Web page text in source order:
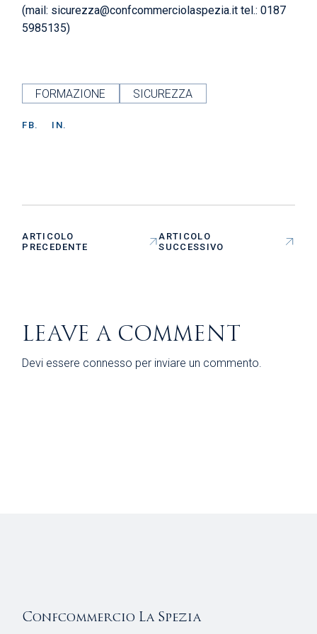
(mail: sicurezza@confcommerciolaspezia.it tel.: 0187
5985135)
FORMAZIONE SICUREZZA
FB. IN.
ARTICOLO
PRECEDENTE
ARTICOLO
SUCCESSIVO
LEAVE A COMMENT
Devi essere connesso per inviare un commento.
Confcommercio La Spezia